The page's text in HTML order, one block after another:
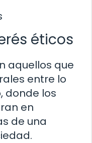
éticos
aquellos que
entre lo
donde los
en
de una